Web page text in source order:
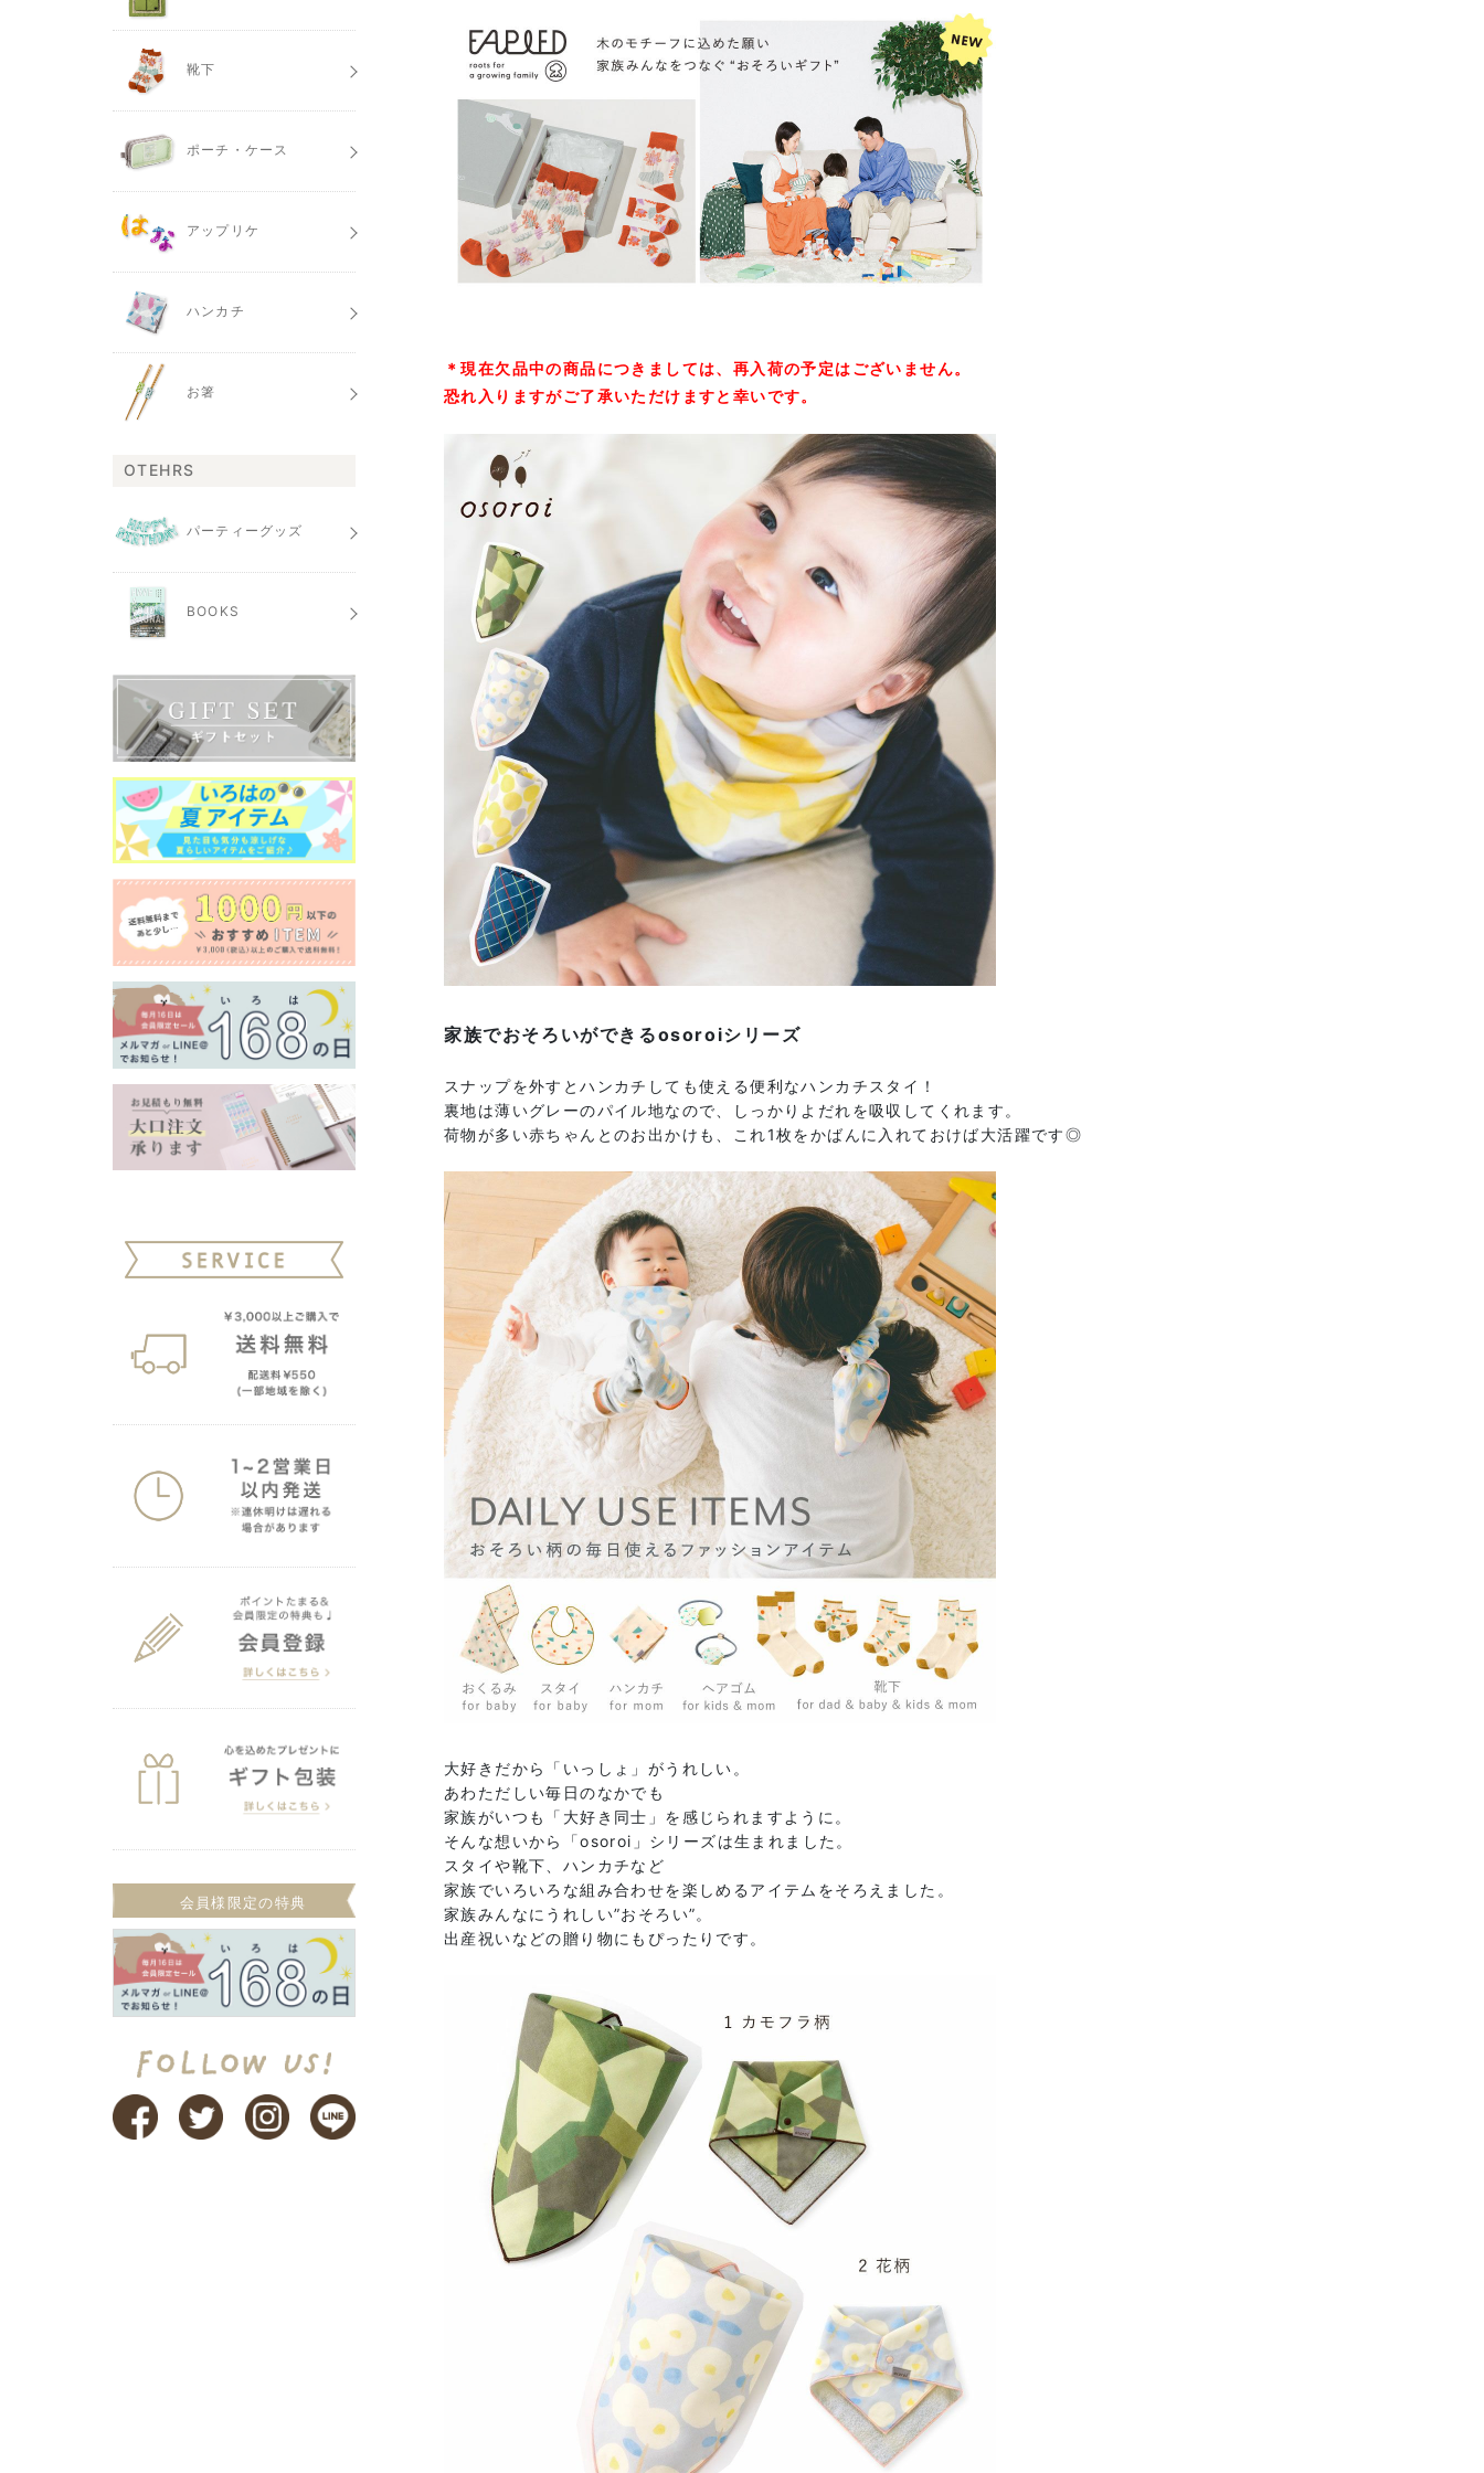
＊現在欠品中の商品につきましては、再入荷の予定はございません。
恐れ入りますがご了承いただけますと幸いです。
家族でおそろいができるosoroiシリーズ
スナップを外すとハンカチしても使える便利なハンカチスタイ！
裏地は薄いグレーのパイル地なので、しっかりよだれを吸収してくれます。
荷物が多い赤ちゃんとのお出かけも、これ1枚をかばんに入れておけば大活躍です◎
大好きだから「いっしょ」がうれしい。
あわただしい毎日のなかでも
家族がいつも「大好き同士」を感じられますように。
そんな想いから「osoroi」シリーズは生まれました。
スタイや靴下、ハンカチなど
家族でいろいろな組み合わせを楽しめるアイテムをそろえました。
家族みんなにうれしい”おそろい”。
出産祝いなどの贈り物にもぴったりです。
靴下
ポーチ・ケース
アップリケ
ハンカチ
お箸
OTEHRS
パーティーグッズ
BOOKS
会員様限定の特典